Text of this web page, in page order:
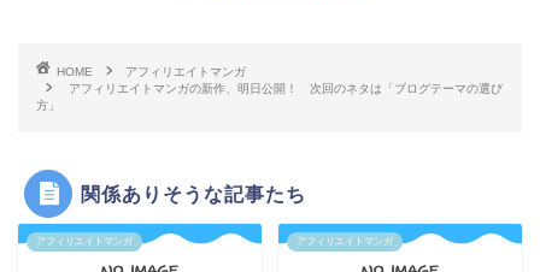
HOME
アフィリエイトマンガ
アフィリエイトマンガの新作、明日公開！ 次回のネタは「ブログテーマの選び
方」
関係ありそうな記事たち
アフィリエイトマンガ アフィリエイトマンガ